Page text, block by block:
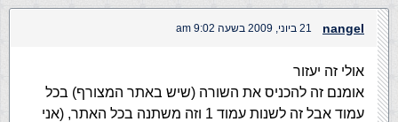
nangel 21 ביוני, 2009 בשעה 9:02 am
אולי זה יעזור
אומנם זה להכניס את השורה (שיש באתר המצורף) בכל
עמוד אבל זה לשנות עמוד 1 וזה משתנה בכל האתר, (אני